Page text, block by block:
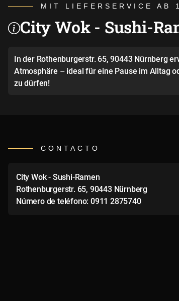
MIT LIEFERSERVICE AB
City Wok - Sushi-
In der Rothenburgerstr. 65, 90443 Nürnberg
Atmosphäre – ideal für eine Pause im Alltag
zu dürfen!
CONTACTO
City Wok - Sushi-Ramen
Rothenburgerstr. 65, 90443 Nürnberg
Número de teléfono: 0911 2875740